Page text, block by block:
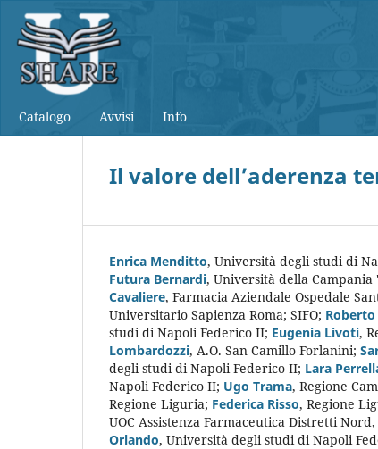
Catalogo Avvisi Info
Il valore dell’aderenza
Enrica Menditto, Università degli studi di
Futura Bernardi, Università della
Cavaliere, Farmacia Aziendale Ospedale
Universitario Sapienza Roma; SIFO;
studi di Napoli Federico II; Eugenia Livoti,
Lombardozzi, A.O. San Camillo Forlanini;
degli studi di Napoli Federico II; Lara
Napoli Federico II; Ugo Trama, Regione
Regione Liguria; Federica Risso, Regione
UOC Assistenza Farmaceutica Distretti
Orlando, Università degli studi di Napoli